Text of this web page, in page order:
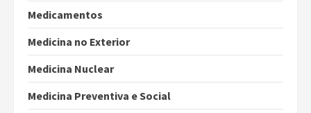
Medicamentos
Medicina no Exterior
Medicina Nuclear
Medicina Preventiva e Social